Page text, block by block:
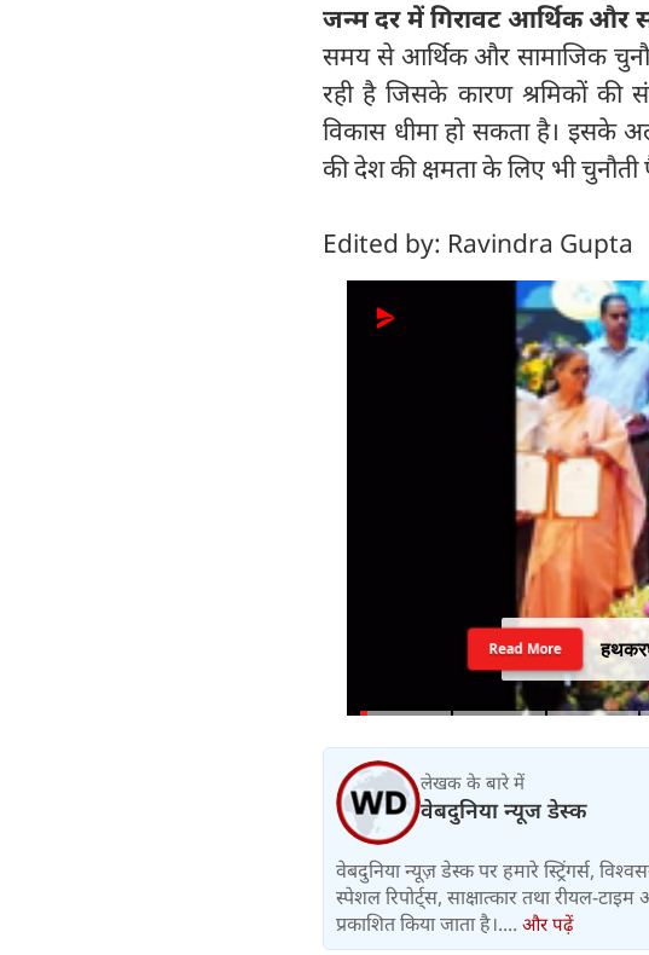
जन्म दर में गिरावट आर्थिक और
समय से आर्थिक और सामाजिक
रही है जिसके कारण श्रमिकों
विकास धीमा हो सकता है। इसके
की देश की क्षमता के लिए भी चुनौती
Edited by: Ravindra Gupta
Read More
लेखक के बारे में
वेबदुनिया न्यूज डेस्क
वेबदुनिया न्यूज़ डेस्क पर हमारे स्ट्रिंगर्स,
स्पेशल रिपोर्ट्स, साक्षात्कार तथा रीयल-
प्रकाशित किया जाता है।.... और पढ़ें